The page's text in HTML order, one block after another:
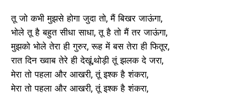
तू जो कभी मुझसे होगा जुदा तो, मैं बिखर जाऊंगा,
भोले तू है बहुत सीधा साधा, तू है तो मैं तर जाऊंगा,
मुझको भोले तेरा ही गुरुर, रूह में बस तेरा ही फितूर,
रात दिन ख्वाब तेरे ही देखूं,थोड़ी तूं झलक दे जरा,
मेरा तो पहला और आखरी, तूं इश्क है शंकरा,
मेरा तो पहला और आखरी, तूं इश्क है शंकरा,